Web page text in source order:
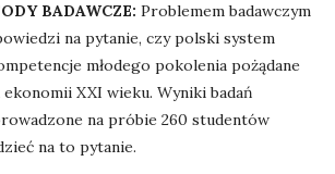
BADAWCZE: Problemem badawczym
na pytanie, czy polski system
młodego pokolenia pożądane
XXI wieku. Wyniki badań
na próbie 260 studentów
na to pytanie.